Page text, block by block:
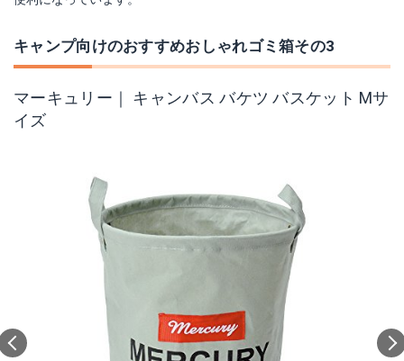
キャンプ向けのおすすめおしゃれゴミ箱その3
マーキュリー｜ キャンバス バケツ バスケット Mサ
イズ